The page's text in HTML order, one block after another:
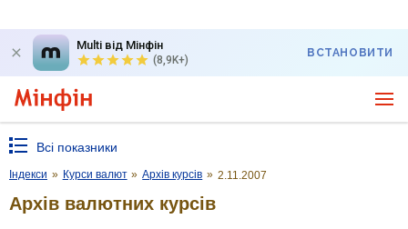
Multi від Мінфін
(8,9K+)
ВСТАНОВИТИ
Всі показники
Індекси » Курси валют » Архів курсів » 2.11.2007
Архів валютних курсів